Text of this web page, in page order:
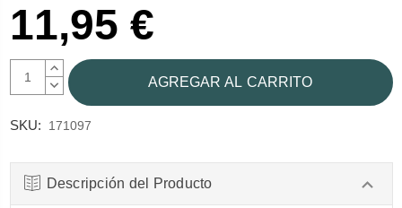
11,95 €
AUMENTAR
CANTIDAD:
DISMINUIR
CANTIDAD:
SKU: 171097
Descripción del Producto